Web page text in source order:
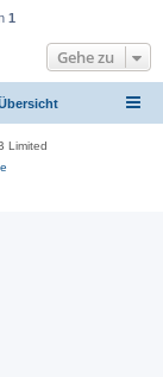
1
Gehe zu
Limited